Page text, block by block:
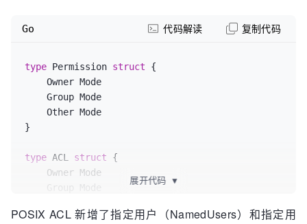
type Permission struct {
}
type ACL struct {
    Mask Mode
// 权限上界
Go 代码解读 复制代码
展开代码 ▼
POSIX ACL 新增了指定用户（NamedUsers）和指定用